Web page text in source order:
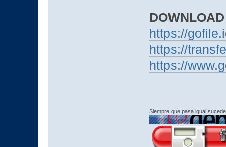
DOWNLOAD
https://
https://
https://
Siempre que pasa igual